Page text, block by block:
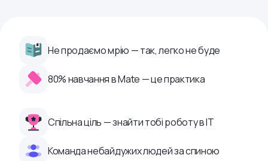
Не продаємо мрію — так, легко не буде
80% навчання в Mate — це практика
Спільна ціль — знайти тобі роботу в ІТ
Команда небайдужих людей за спиною